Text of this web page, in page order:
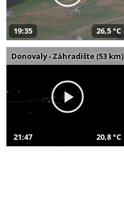
19:35 26,5 °C
Donovaly - Záhradište (53 km)
21:47 20,8 °C